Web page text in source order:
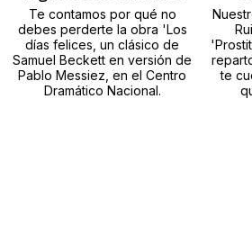
Te contamos por qué no
debes perderte la obra 'Los
días felices, un clásico de
Samuel Beckett en versión de
Pablo Messiez, en el Centro
Dramático Nacional.
te